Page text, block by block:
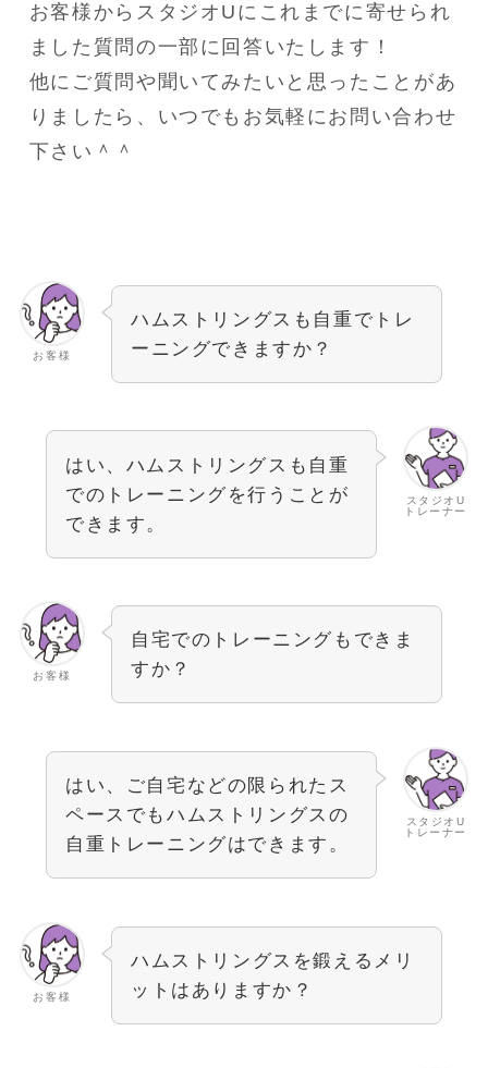
お客様からスタジオUにこれまでに寄せられ
ました質問の一部に回答いたします！
他にご質問や聞いてみたいと思ったことがあ
りましたら、いつでもお気軽にお問い合わせ
下さい＾＾
お客様
ハムストリングスも自重でトレ
ーニングできますか？
スタジオU
トレーナー
はい、ハムストリングスも自重
でのトレーニングを行うことが
できます。
お客様
自宅でのトレーニングもできま
すか？
スタジオU
トレーナー
はい、ご自宅などの限られたス
ペースでもハムストリングスの
自重トレーニングはできます。
お客様
ハムストリングスを鍛えるメリ
ットはありますか？